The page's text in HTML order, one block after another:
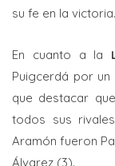
su fe en la victoria.
En cuanto a la
Puigcerdá por un
que destacar
todos sus
Aramón fueron
Álvarez (3).